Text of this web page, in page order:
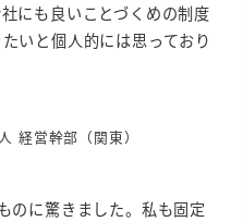
にも良いことづくめの制度
いと個人的には思っており
経営幹部（関東）
のに驚きました。私も固定